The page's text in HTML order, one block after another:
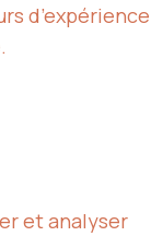
d’expérience
et analyser